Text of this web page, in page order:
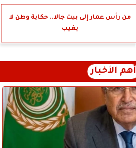
من رأس عمار إلى بيت جالا.. حكاية وطن لا
يغيب
أهم الأخبار